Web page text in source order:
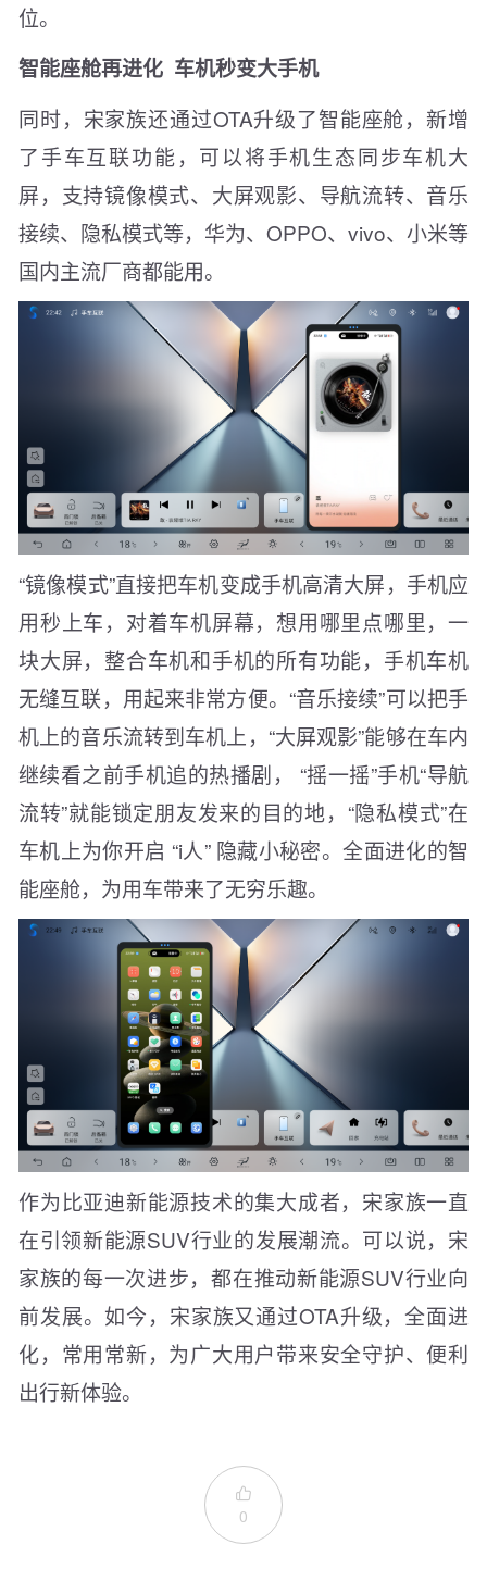
位。
智能座舱再进化 车机秒变大手机
同时，宋家族还通过OTA升级了智能座舱，新增
了手车互联功能，可以将手机生态同步车机大
屏，支持镜像模式、大屏观影、导航流转、音乐
接续、隐私模式等，华为、OPPO、vivo、小米等
国内主流厂商都能用。
“镜像模式”直接把车机变成手机高清大屏，手机应
用秒上车，对着车机屏幕，想用哪里点哪里，一
块大屏，整合车机和手机的所有功能，手机车机
无缝互联，用起来非常方便。“音乐接续”可以把手
机上的音乐流转到车机上，“大屏观影”能够在车内
继续看之前手机追的热播剧， “摇一摇”手机“导航
流转”就能锁定朋友发来的目的地，“隐私模式”在
车机上为你开启 “i人” 隐藏小秘密。全面进化的智
能座舱，为用车带来了无穷乐趣。
作为比亚迪新能源技术的集大成者，宋家族一直
在引领新能源SUV行业的发展潮流。可以说，宋
家族的每一次进步，都在推动新能源SUV行业向
前发展。如今，宋家族又通过OTA升级，全面进
化，常用常新，为广大用户带来安全守护、便利
出行新体验。

0